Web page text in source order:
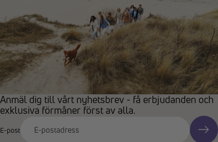
Anmäl dig till vårt nyhetsbrev - få erbjudanden och
exklusiva förmåner först av alla.
E-post